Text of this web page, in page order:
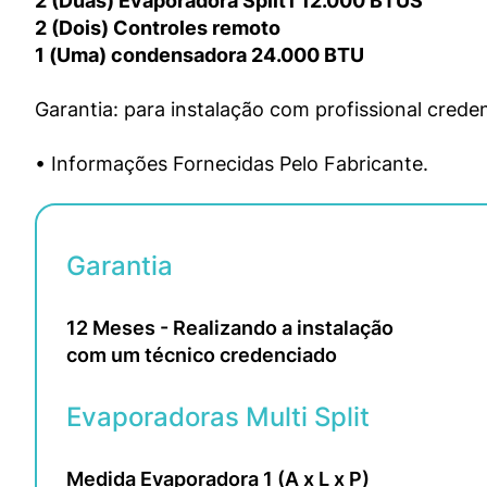
2 (Dois) Controles remoto
1 (Uma) condensadora 24.000 BTU
Garantia: para instalação com profissional
• Informações Fornecidas Pelo Fabricante.
Garantia
12 Meses - Realizando a instalação
com um técnico credenciado
Evaporadoras Multi Split
Medida Evaporadora 1 (A x L x P)